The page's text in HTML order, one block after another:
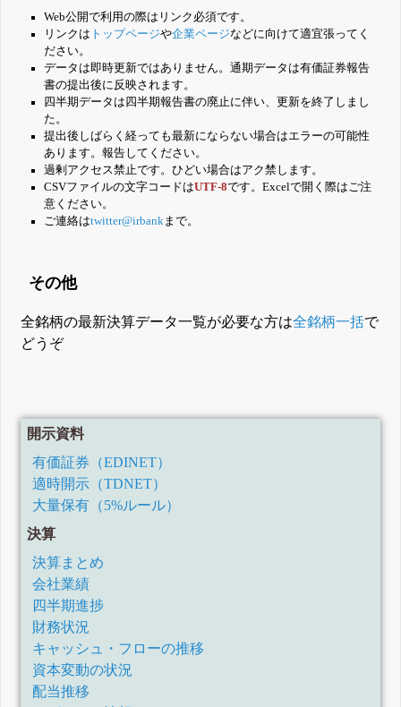
Web公開で利用の際はリンク必須です。
リンクは トップページや企業ページなどに向けて適宜張ってく
ださい。
データは即時更新ではありません。通期データは有価証券報告
書の提出後に反映されます。
四半期データは四半期報告書の廃止に伴い、更新を終了しまし
た。
提出後しばらく経っても最新にならない場合はエラーの可能性
あります。報告してください。
過剰アクセス禁止です。ひどい場合はアク禁します。
CSVファイルの文字コードはUTF-8です。Excelで開く際はご注
意ください。
ご連絡はtwitter@irbankまで。
その他
全銘柄の最新決算データ一覧が必要な方は全銘柄一括で
どうぞ
開示資料
有価証券（EDINET）
適時開示（TDNET）
大量保有（5%ルール）
決算
決算まとめ
会社業績
四半期進捗
財務状況
キャッシュ・フローの推移
資本変動の状況
配当推移